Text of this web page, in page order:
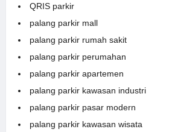
QRIS parkir
palang parkir mall
palang parkir rumah sakit
palang parkir perumahan
palang parkir apartemen
palang parkir kawasan industri
palang parkir pasar modern
palang parkir kawasan wisata